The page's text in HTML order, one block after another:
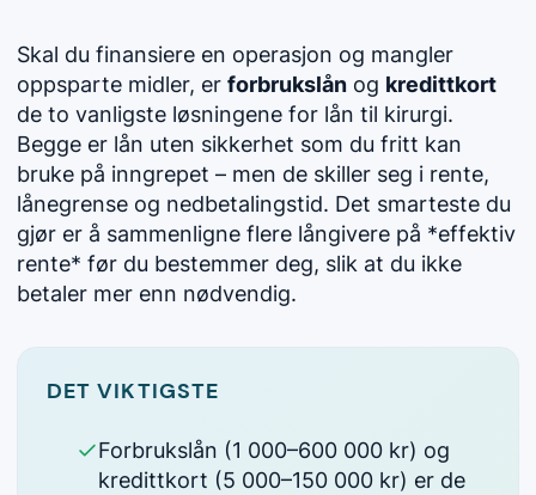
Skal du finansiere en operasjon og mangler
oppsparte midler, er forbrukslån og kredittkort
de to vanligste løsningene for lån til kirurgi.
Begge er lån uten sikkerhet som du fritt kan
bruke på inngrepet – men de skiller seg i rente,
lånegrense og nedbetalingstid. Det smarteste du
gjør er å sammenligne flere långivere på *effektiv
rente* før du bestemmer deg, slik at du ikke
betaler mer enn nødvendig.
DET VIKTIGSTE
Forbrukslån (1 000–600 000 kr) og
kredittkort (5 000–150 000 kr) er de